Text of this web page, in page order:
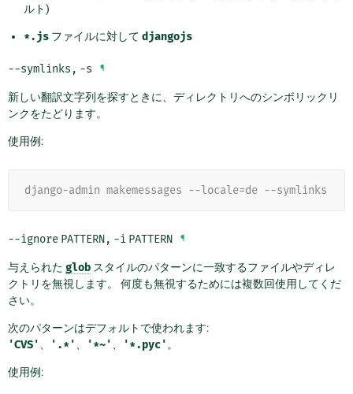
ルト)
*.js ファイルに対して djangojs
--symlinks , -s ¶
新しい翻訳文字列を探すときに、ディレクトリへのシンボリックリ
ンクをたどります。
使用例:
django-admin makemessages --locale=de --symlinks
--ignore PATTERN, -i PATTERN ¶
与えられた glob スタイルのパターンに一致するファイルやディレ
クトリを無視します。 何度も無視するためには複数回使用してくだ
さい。
次のパターンはデフォルトで使われます:
'CVS' '.*' '*~' '*.pyc' 。
使用例: